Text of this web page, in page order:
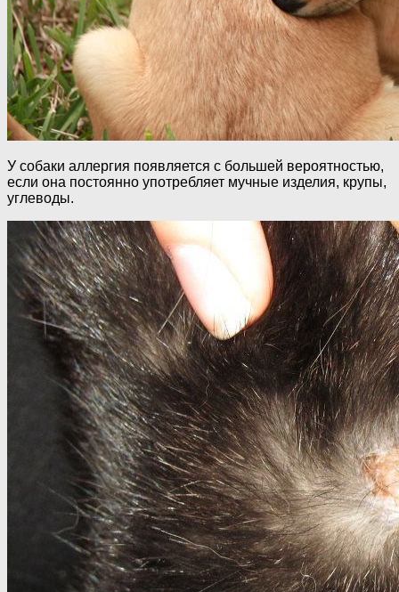
У собаки аллергия появляется с большей вероятностью,
если она постоянно употребляет мучные изделия, крупы,
углеводы.